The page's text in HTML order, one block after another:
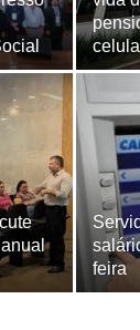
feira